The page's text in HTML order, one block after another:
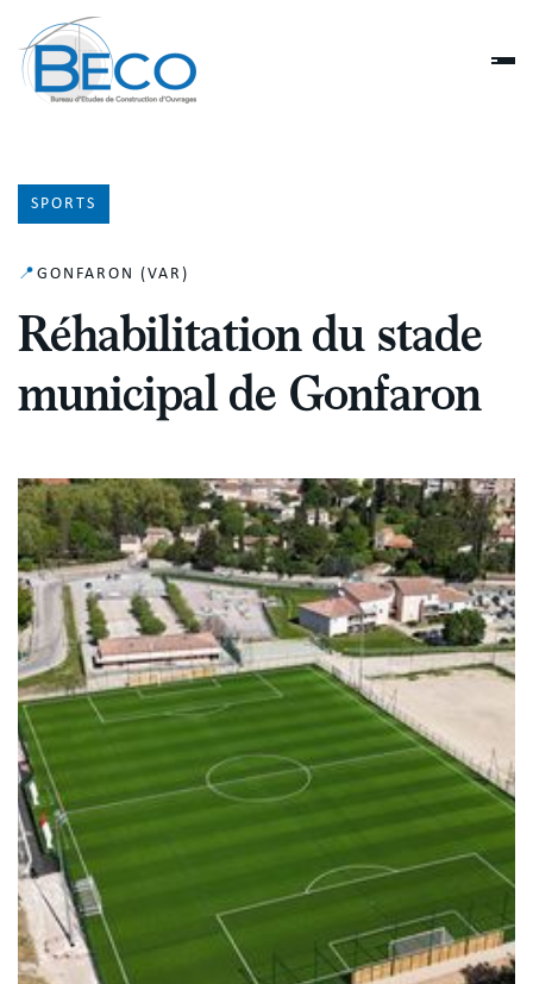
SPORTS
📍 GONFARON (VAR)
Réhabilitation du stade
municipal de Gonfaron